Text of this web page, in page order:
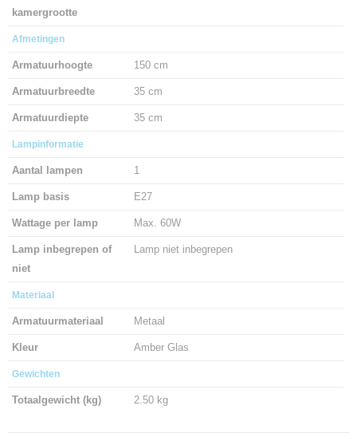
kamergrootte
Afmetingen
Armatuurhoogte 150 cm
Armatuurbreedte 35 cm
Armatuurdiepte 35 cm
Lampinformatie
Aantal lampen 1
Lamp basis E27
Wattage per lamp Max. 60W
Lamp inbegrepen of
niet
Lamp niet inbegrepen
Materiaal
Armatuurmateriaal Metaal
Kleur Amber Glas
Gewichten
Totaalgewicht (kg) 2.50 kg